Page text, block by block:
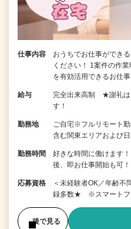
仕事内容
おうちでお仕事ができ
ください！ 1案件の作
を有効活用できるお仕
給与
完全出来高制 ★謝礼は
す！
勤務地
ご自宅※フルリモート
含む関東エリアおよび
勤務時間
好きな時間に働けます
後、即お仕事開始も可
応募資格
＜未経験者OK／年齢
録多数★ ※スマートフ
後で見る